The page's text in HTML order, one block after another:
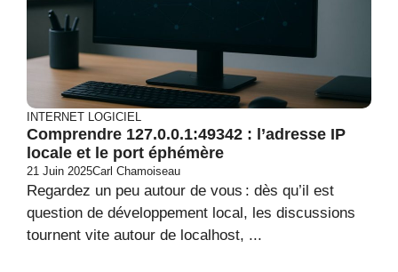
INTERNET LOGICIEL
Comprendre 127.0.0.1:49342 : l’adresse IP
locale et le port éphémère
21 Juin 2025Carl Chamoiseau
Regardez un peu autour de vous : dès qu’il est
question de développement local, les discussions
tournent vite autour de localhost, ...